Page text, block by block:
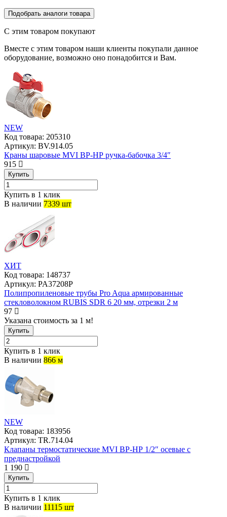
Подобрать аналоги товара
С этим товаром покупают
Вместе с этим товаром наши клиенты покупали данное
оборудование, возможно оно понадобится и Вам.
NEW
Код товара: 205310
Артикул: BV.914.05
Краны шаровые MVI ВР-НР ручка-бабочка 3/4″
915
Купить
Купить в 1 клик
В наличии 7339 шт
ХИТ
Код товара: 148737
Артикул: PA37208P
Полипропиленовые трубы Pro Aqua армированные
стекловолокном RUBIS SDR 6 20 мм, отрезки 2 м
97
Указана стоимость за 1 м!
Купить
Купить в 1 клик
В наличии 866 м
NEW
Код товара: 183956
Артикул: TR.714.04
Клапаны термостатические MVI ВР-НР 1/2″ осевые с
преднастройкой
1 190
Купить
Купить в 1 клик
В наличии 11115 шт